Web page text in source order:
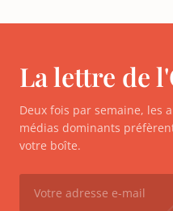
La lettre de
Deux fois par semaine, les
médias dominants
votre boîte.